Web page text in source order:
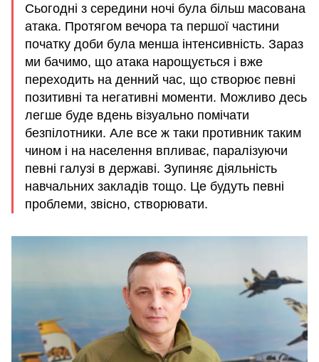
Сьогодні з середини ночі була більш масована
атака. Протягом вечора та першої частини
початку доби була менша інтенсивність. Зараз
ми бачимо, що атака нарощується і вже
переходить на денний час, що створює певні
позитивні та негативні моменти. Можливо десь
легше буде вдень візуально помічати
безпілотники. Але все ж таки противник таким
чином і на населення впливає, паралізуючи
певні галузі в державі. Зупиняє діяльність
навчальних закладів тощо. Це будуть певні
проблеми, звісно, створювати.